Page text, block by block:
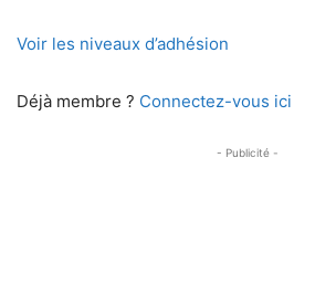
Voir les niveaux d’adhésion
Déjà membre ? Connectez-vous ici
- Publicité -